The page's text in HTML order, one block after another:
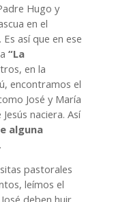
Hugo y
en el
así que en ese
“La
en la
encontramos el
José y María
naciera. Así
alguna
.
pastorales
leímos el